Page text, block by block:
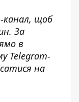
канал, щоб
За
в
Telegram-
на